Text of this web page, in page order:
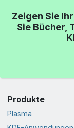
Zeigen Sie
Sie Bücher,
Produkte
Plasma